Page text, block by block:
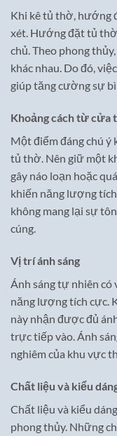
Khi kê tủ thờ, hướng
xét. Hướng đặt tủ
chủ. Theo phong
khác nhau. Do đó,
giúp tăng cường sự
Khoảng cách từ cửa
Một điểm đáng chú ý
tủ thờ. Nên giữ một
gây náo loạn hoặc
khiến năng lượng
không mang lại sự
cúng.
Vị trí ánh sáng
Ánh sáng tự nhiên
năng lượng tích cực.
này nhận được đủ
trực tiếp vào. Ánh
nghiêm của khu vực
Chất liệu và kiểu
Chất liệu và kiểu
phong thủy. Những